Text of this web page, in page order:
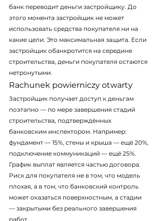
банк переводит деньги застройщику. До
этого момента застройщик не может
использовать средства покупателя ни на
какие цели. Это максимальная защита. Если
застройщик обанкротится на середине
строительства, деньги покупателя остаются
нетронутыми.
Rachunek powierniczy otwarty
Застройщик получает доступ к деньгам
поэтапно — по мере завершения стадий
строительства, подтверждённых
банковским инспектором. Например:
фундамент — 15%, стены и крыша — ещё 20%,
подключение коммуникаций — ещё 25%.
График выплат является частью договора.
Риск для покупателя не в том, что модель
плохая, а в том, что банковский контроль
может оказаться поверхностным, а стадии
— закрытыми без реального завершения
работ.